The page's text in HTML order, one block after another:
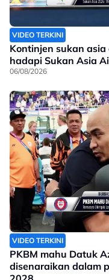
VIDEO TERKINI
Kontinjen sukan
hadapi Sukan Asia
06/08/2026
VIDEO TERKINI
PKBM mahu Datuk
disenaraikan dalam